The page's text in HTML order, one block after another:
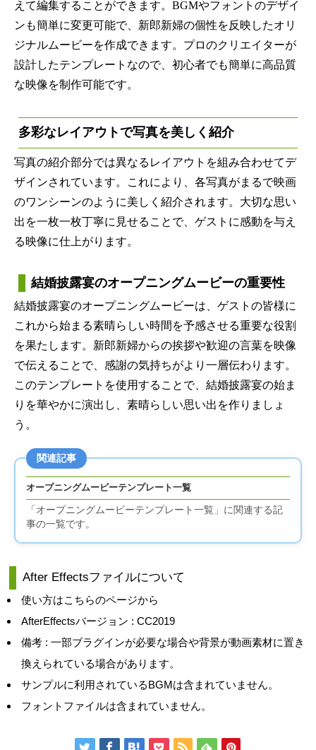
えて編集することができます。BGMやフォントのデザイ
ンも簡単に変更可能で、新郎新婦の個性を反映したオリ
ジナルムービーを作成できます。プロのクリエイターが
設計したテンプレートなので、初心者でも簡単に高品質
な映像を制作可能です。
多彩なレイアウトで写真を美しく紹介
写真の紹介部分では異なるレイアウトを組み合わせてデ
ザインされています。これにより、各写真がまるで映画
のワンシーンのように美しく紹介されます。大切な思い
出を一枚一枚丁寧に見せることで、ゲストに感動を与え
る映像に仕上がります。
結婚披露宴のオープニングムービーの重要性
結婚披露宴のオープニングムービーは、ゲストの皆様に
これから始まる素晴らしい時間を予感させる重要な役割
を果たします。新郎新婦からの挨拶や歓迎の言葉を映像
で伝えることで、感謝の気持ちがより一層伝わります。
このテンプレートを使用することで、結婚披露宴の始ま
りを華やかに演出し、素晴らしい思い出を作りましょ
う。
関連記事
オープニングムービーテンプレート一覧
「オープニングムービーテンプレート一覧」に関連する記
事の一覧です。
After Effectsファイルについて
使い方はこちらのページから
AfterEffectsバージョン : CC2019
備考 : 一部ブラグインが必要な場合や背景が動画素材に置き
換えられている場合があります。
サンプルに利用されているBGMは含まれていません。
フォントファイルは含まれていません。